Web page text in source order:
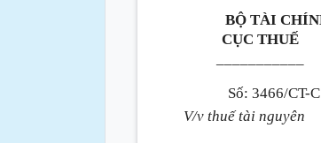
BỘ TÀI
CỤC THUẾ
Số: 3466/CT-
V/v thuế tài nguyên